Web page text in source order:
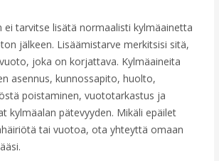
ei tarvitse lisätä normaalisti kylmäainetta
jälkeen. Lisäämistarve merkitsisi sitä,
joka on korjattava. Kylmäaineita
asennus, kunnossapito, huolto,
poistaminen, vuototarkastus ja
kylmäalan pätevyyden. Mikäli epäilet
tai vuotoa, ota yhteyttä omaan